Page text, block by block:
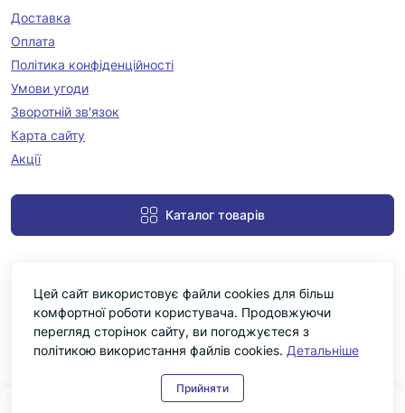
0
Доставка
Оплата
Політика конфіденційності
Умови угоди
Зворотній зв'язок
Карта сайту
Акції
Каталог товарів
Черніка © 2026
Цей сайт використовує файли cookies для більш
комфортної роботи користувача. Продовжуючи
перегляд сторінок сайту, ви погоджуєтеся з
політикою використання файлів cookies. Детальніше
Прийняти